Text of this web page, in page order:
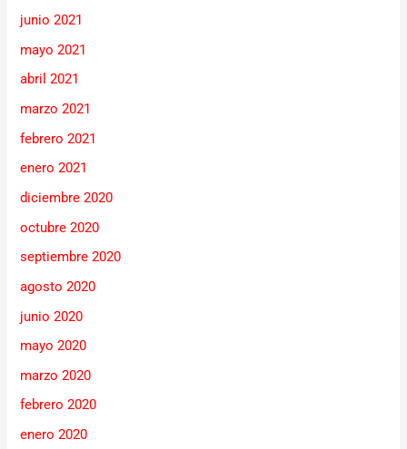
junio 2021
mayo 2021
abril 2021
marzo 2021
febrero 2021
enero 2021
diciembre 2020
octubre 2020
septiembre 2020
agosto 2020
junio 2020
mayo 2020
marzo 2020
febrero 2020
enero 2020